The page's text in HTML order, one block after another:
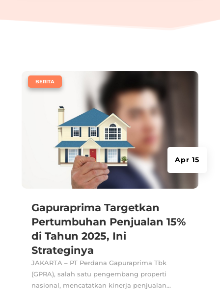
Gapuraprima Targetkan
Pertumbuhan Penjualan 15%
di Tahun 2025, Ini
Strateginya
Apr 15
BERITA
JAKARTA – PT Perdana Gapuraprima Tbk
(GPRA), salah satu pengembang properti
nasional, mencatatkan kinerja penjualan...